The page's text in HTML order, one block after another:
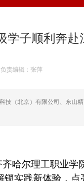
子顺利奔赴
负责编辑：张萍
（北京）有限公司、东山
哈尔理工职业
实践新体验，点